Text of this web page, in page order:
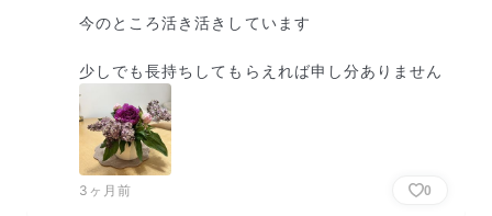
今のところ活き活きしています
少しでも長持ちしてもらえれば申し分ありません
3ヶ月前 0